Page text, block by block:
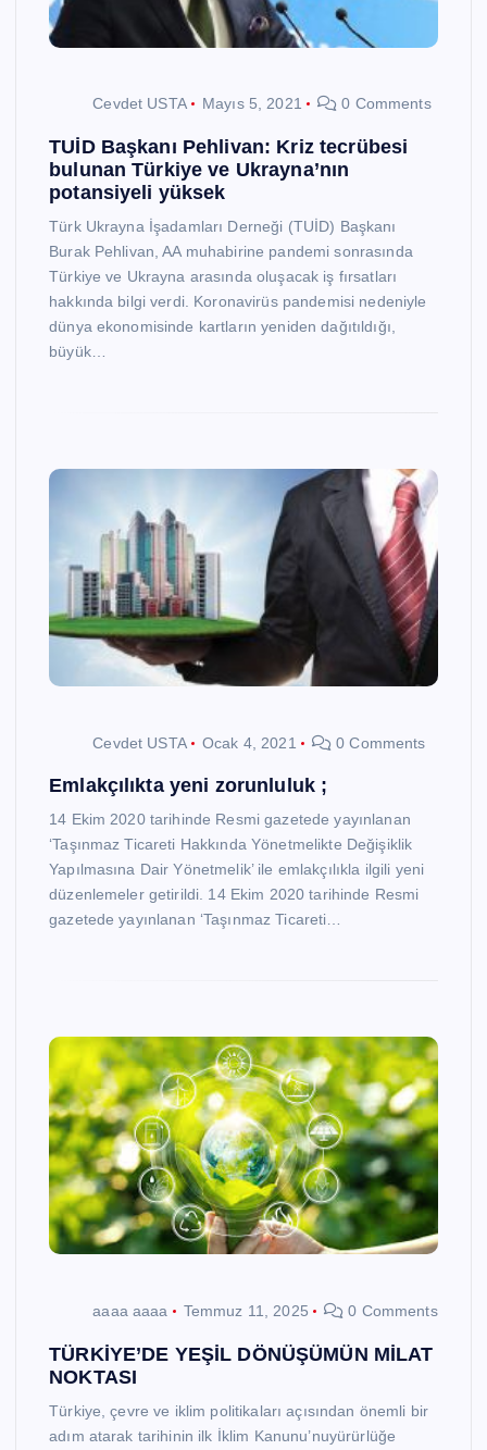
Cevdet USTA Mayıs 5, 2021 0 Comments
TUİD Başkanı Pehlivan: Kriz tecrübesi
bulunan Türkiye ve Ukrayna’nın
potansiyeli yüksek
Türk Ukrayna İşadamları Derneği (TUİD) Başkanı
Burak Pehlivan, AA muhabirine pandemi sonrasında
Türkiye ve Ukrayna arasında oluşacak iş fırsatları
hakkında bilgi verdi. Koronavirüs pandemisi nedeniyle
dünya ekonomisinde kartların yeniden dağıtıldığı,
büyük…
Cevdet USTA Ocak 4, 2021 0 Comments
Emlakçılıkta yeni zorunluluk ;
14 Ekim 2020 tarihinde Resmi gazetede yayınlanan
‘Taşınmaz Ticareti Hakkında Yönetmelikte Değişiklik
Yapılmasına Dair Yönetmelik’ ile emlakçılıkla ilgili yeni
düzenlemeler getirildi. 14 Ekim 2020 tarihinde Resmi
gazetede yayınlanan ‘Taşınmaz Ticareti…
aaaa aaaa Temmuz 11, 2025 0 Comments
TÜRKİYE’DE YEŞİL DÖNÜŞÜMÜN MİLAT
NOKTASI
Türkiye, çevre ve iklim politikaları açısından önemli bir
adım atarak tarihinin ilk İklim Kanunu’nuyürürlüğe